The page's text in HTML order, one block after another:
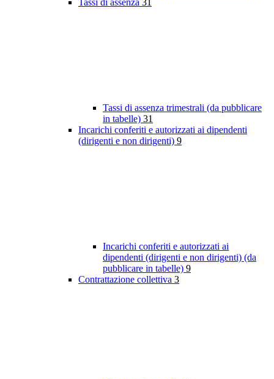
Tassi di assenza 31
Tassi di assenza trimestrali (da pubblicare
in tabelle) 31
Incarichi conferiti e autorizzati ai dipendenti
(dirigenti e non dirigenti) 9
Incarichi conferiti e autorizzati ai
dipendenti (dirigenti e non dirigenti) (da
pubblicare in tabelle) 9
Contrattazione collettiva 3